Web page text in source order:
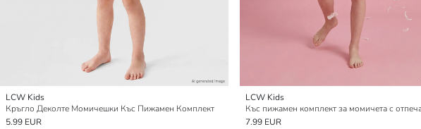
LCW Kids
Кръгло Деколте Момичешки Къс Пижамен Комплект
5.99 EUR
LCW Kids
7.99 EUR